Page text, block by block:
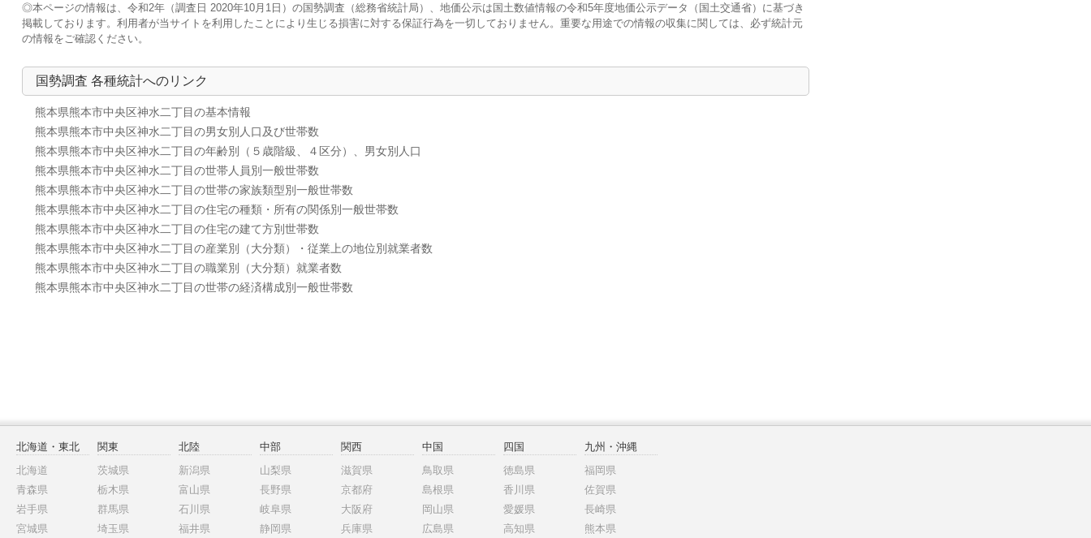
◎本ページの情報は、令和2年（調査日 2020年10月1日）の国勢調査（総務省統計局）、地価公示は国土数値情報の令和5年度地価公示データ（国土交通省）に基づき
掲載しております。利用者が当サイトを利用したことにより生じる損害に対する保証行為を一切しておりません。重要な用途での情報の収集に関しては、必ず統計元
の情報をご確認ください。
国勢調査 各種統計へのリンク
熊本県熊本市中央区神水二丁目の基本情報
熊本県熊本市中央区神水二丁目の男女別人口及び世帯数
熊本県熊本市中央区神水二丁目の年齢別（５歳階級、４区分）、男女別人口
熊本県熊本市中央区神水二丁目の世帯人員別一般世帯数
熊本県熊本市中央区神水二丁目の世帯の家族類型別一般世帯数
熊本県熊本市中央区神水二丁目の住宅の種類・所有の関係別一般世帯数
熊本県熊本市中央区神水二丁目の住宅の建て方別世帯数
熊本県熊本市中央区神水二丁目の産業別（大分類）・従業上の地位別就業者数
熊本県熊本市中央区神水二丁目の職業別（大分類）就業者数
熊本県熊本市中央区神水二丁目の世帯の経済構成別一般世帯数
北海道・東北
北海道
青森県
岩手県
宮城県
関東
茨城県
栃木県
群馬県
埼玉県
北陸
新潟県
富山県
石川県
福井県
中部
山梨県
長野県
岐阜県
静岡県
関西
滋賀県
京都府
大阪府
兵庫県
中国
鳥取県
島根県
岡山県
広島県
四国
徳島県
香川県
愛媛県
高知県
九州・沖縄
福岡県
佐賀県
長崎県
熊本県